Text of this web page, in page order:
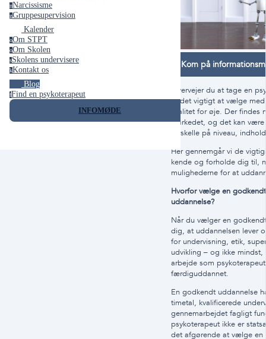
nNarcissisme
gGruppesupervision
Kalender
oOm STPT
oOm Skolen
sSkolens undervisere
kKontakt os
Blog
fFind en psykoterapeut
INFOMØDE
Kom på
Overvejer du at tage en
er det vigtigt at vælge
kvalitet for øje. Der findes
markedet, og det kan
forskelle på niveau,
Her gennemgår vi de
kende og forholde dig til,
mulighederne for at
Hvorfor vælge en
uddannelse?
Når du vælger en
dig, at uddannelsen lever
for undervisning, etik,
udvikling – og ikke
arbejde som
færdiguddannet.
En godkendt uddannelse
timetal, kvalificerede
gennemarbejdet fagligt
psykoterapeut ikke er
det afgørende at vælge en